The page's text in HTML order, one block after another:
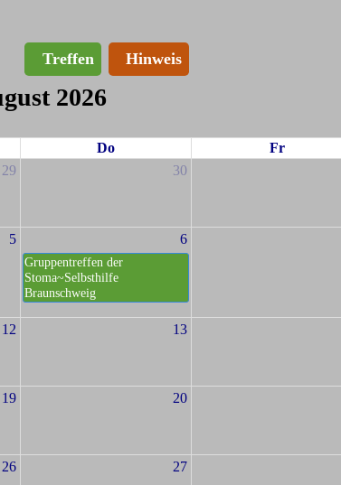
Treffen Hinweis
2026
Do Fr
29 30
5 6
Gruppentreffen der
Stoma~Selbsthilfe
Braunschweig
12 13
19 20
26 27